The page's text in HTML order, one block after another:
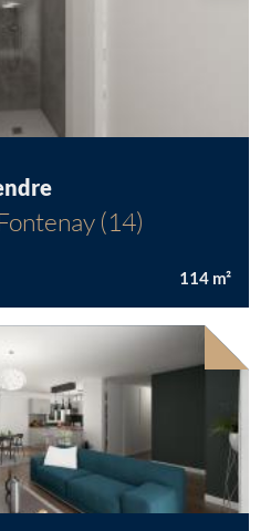
(14)
114 m²